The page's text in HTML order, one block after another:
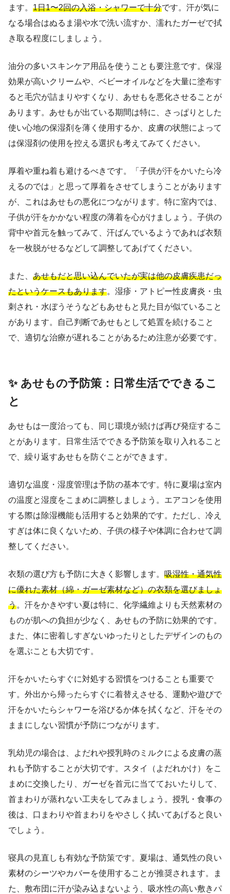
ます。 1日1〜2回の入浴・シャワーで十分です。汗が気に
なる場合はぬるま湯や水で洗い流すか、濡れたガーゼで拭
き取る程度にしましょう。
油分の多いスキンケア用品を使うことも要注意です。保湿
効果が高いクリームや、ベビーオイルなどを大量に塗布す
ると毛穴が詰まりやすくなり、あせもを悪化させることが
あります。あせもが出ている期間は特に、さっぱりとした
使い心地の保湿剤を薄く使用するか、皮膚の状態によって
は保湿剤の使用を控える選択も考えてみてください。
厚着や重ね着も避けるべきです。「子供が汗をかいたら冷
えるのでは」と思って厚着をさせてしまうことがあります
が、これはあせもの悪化につながります。特に室内では、
子供が汗をかかない程度の薄着を心がけましょう。子供の
背中や首元を触ってみて、汗ばんでいるようであれば衣類
を一枚脱がせるなどして調整してあげてください。
また、 あせもだと思い込んでいたが実は他の皮膚疾患だっ
たというケースもあります。湿疹・アトピー性皮膚炎・虫
刺され・水ぼうそうなどもあせもと見た目が似ていること
があります。自己判断であせもとして処置を続けること
で、適切な治療が遅れることがあるため注意が必要です。
✨ あせもの予防策：日常生活でできるこ
と
あせもは一度治っても、同じ環境が続けば再び発症するこ
とがあります。日常生活でできる予防策を取り入れること
で、繰り返すあせもを防ぐことができます。
適切な温度・湿度管理は予防の基本です。特に夏場は室内
の温度と湿度をこまめに調整しましょう。エアコンを使用
する際は除湿機能も活用すると効果的です。ただし、冷え
すぎは体に良くないため、子供の様子や体調に合わせて調
整してください。
衣類の選び方も予防に大きく影響します。 吸湿性・通気性
に優れた素材（綿・ガーゼ素材など）の衣類を選びましょ
う。汗をかきやすい夏は特に、化学繊維よりも天然素材の
ものが肌への負担が少なく、あせもの予防に効果的です。
また、体に密着しすぎないゆったりとしたデザインのもの
を選ぶことも大切です。
汗をかいたらすぐに対処する習慣をつけることも重要で
す。外出から帰ったらすぐに着替えさせる、運動や遊びで
汗をかいたらシャワーを浴びるか体を拭くなど、汗をその
ままにしない習慣が予防につながります。
乳幼児の場合は、よだれや授乳時のミルクによる皮膚の蒸
れも予防することが大切です。スタイ（よだれかけ）をこ
まめに交換したり、ガーゼを首元に当てておいたりして、
首まわりが蒸れない工夫をしてみましょう。授乳・食事の
後は、口まわりや首まわりをやさしく拭いてあげると良い
でしょう。
寝具の見直しも有効な予防策です。夏場は、通気性の良い
素材のシーツやカバーを使用することが推奨されます。ま
た、敷布団に汗が染み込まないよう、吸水性の高い敷きパ